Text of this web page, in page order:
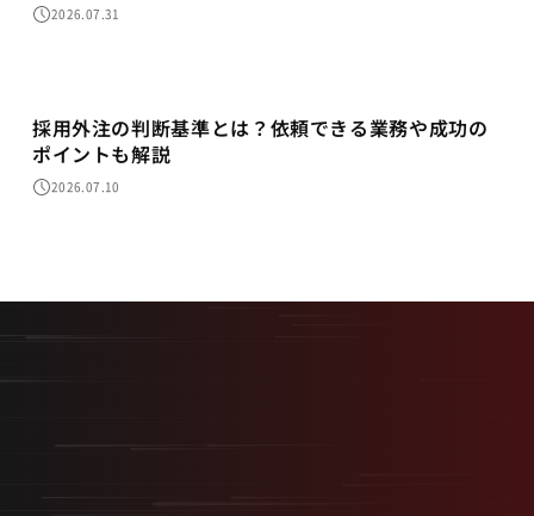
2026.07.31
採用外注の判断基準とは？依頼できる業務や成功の
ポイントも解説
2026.07.10